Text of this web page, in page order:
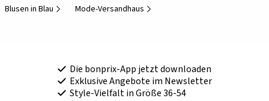
Blusen in Blau Mode-Versandhaus
Die bonprix-App jetzt downloaden
Exklusive Angebote im Newsletter
Style-Vielfalt in Größe 36-54